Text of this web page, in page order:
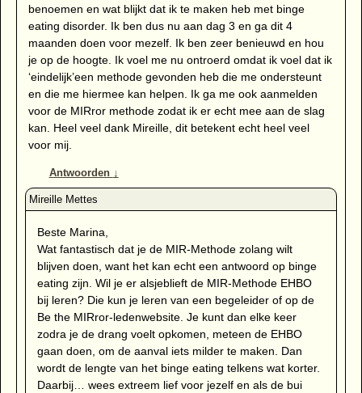
benoemen en wat blijkt dat ik te maken heb met binge
eating disorder. Ik ben dus nu aan dag 3 en ga dit 4
maanden doen voor mezelf. Ik ben zeer benieuwd en hou
je op de hoogte. Ik voel me nu ontroerd omdat ik voel dat ik
‘eindelijk’een methode gevonden heb die me ondersteunt
en die me hiermee kan helpen. Ik ga me ook aanmelden
voor de MIRror methode zodat ik er echt mee aan de slag
kan. Heel veel dank Mireille, dit betekent echt heel veel
voor mij.
Antwoorden ↓
Beste Marina,
Wat fantastisch dat je de MIR-Methode zolang wilt
blijven doen, want het kan echt een antwoord op binge
eating zijn. Wil je er alsjeblieft de MIR-Methode EHBO
bij leren? Die kun je leren van een begeleider of op de
Be the MIRror-ledenwebsite. Je kunt dan elke keer
zodra je de drang voelt opkomen, meteen de EHBO
gaan doen, om de aanval iets milder te maken. Dan
wordt de lengte van het binge eating telkens wat korter.
Daarbij… wees extreem lief voor jezelf en als de bui